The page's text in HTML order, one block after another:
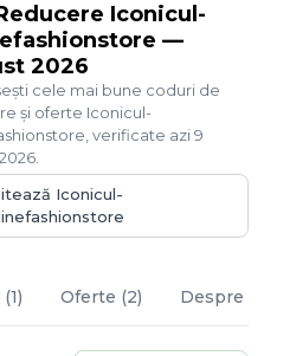
Iconicul-
—
2026
cele mai bune coduri de
și oferte Iconicul-
, verificate azi9
2026
Iconicul-
Oferte (2) Despre